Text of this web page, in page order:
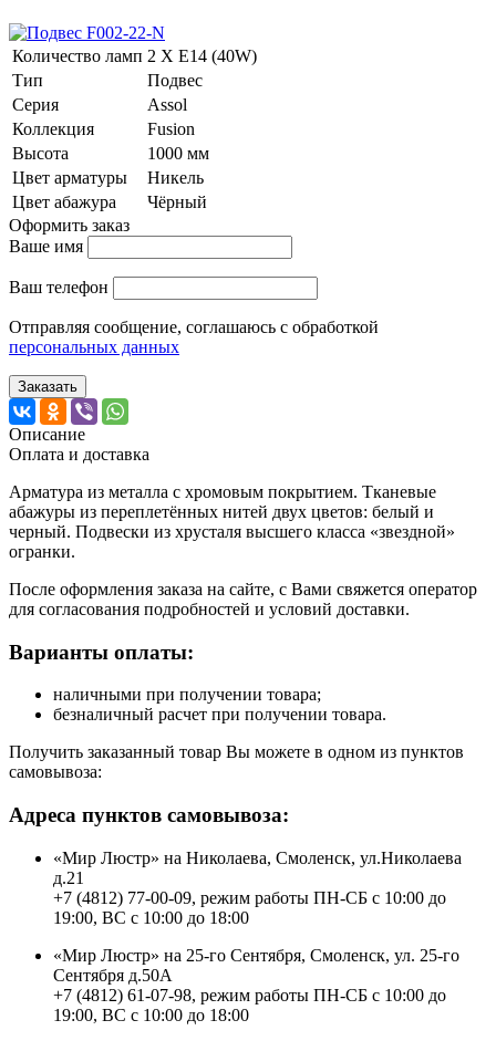
Количество ламп 2 Х E14 (40W)
Тип
Подвес
Серия
Assol
Коллекция
Fusion
Высота
1000 мм
Цвет арматуры
Никель
Цвет абажура
Чёрный
Оформить заказ
Ваше имя
Ваш телефон
Отправляя сообщение, соглашаюсь с обработкой
персональных данных
Заказать
Описание
Оплата и доставка
Арматура из металла с хромовым покрытием. Тканевые
абажуры из переплетённых нитей двух цветов: белый и
черный. Подвески из хрусталя высшего класса «звездной»
огранки.
После оформления заказа на сайте, с Вами свяжется оператор
для согласования подробностей и условий доставки.
Варианты оплаты:
наличными при получении товара;
безналичный расчет при получении товара.
Получить заказанный товар Вы можете в одном из пунктов
самовывоза:
Адреса пунктов самовывоза:
«Мир Люстр» на Николаева, Смоленск, ул.Николаева
д.21
+7 (4812) 77-00-09, режим работы ПН-СБ с 10:00 до
19:00, ВС с 10:00 до 18:00
«Мир Люстр» на 25-го Сентября, Смоленск, ул. 25-го
Сентября д.50А
+7 (4812) 61-07-98, режим работы ПН-СБ с 10:00 до
19:00, ВС с 10:00 до 18:00